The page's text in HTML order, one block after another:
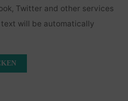
Twitter and other services
will be automatically